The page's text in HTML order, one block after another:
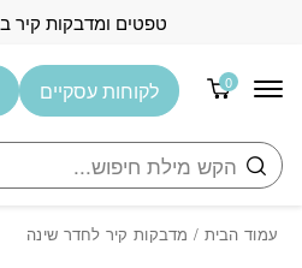
טפטים ומדבקות קיר
0
חיפוש
לקוחות עסקיים
עמוד הבית / מדבקות קיר לחדר שינה